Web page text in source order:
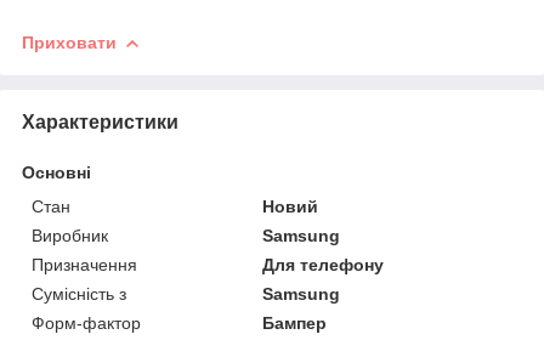
Приховати
Характеристики
Основні
Стан
Новий
Виробник
Samsung
Призначення
Для телефону
Сумісність з
Samsung
Форм-фактор
Бампер